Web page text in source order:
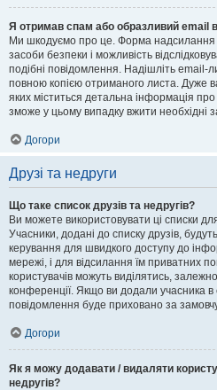
Я отримав спам або образливий email
Ми шкодуємо про це. Форма
засоби безпеки і можливість
подібні повідомлення. Надішліть email-
повною копією отриманого листа. Дуже
яких міститься детальна інформація
зможе у цьому випадку вжити необхідні
Догори
Друзі та недруги
Що таке список друзів та недругів?
Ви можете використовувати ці списки
Учасники, додані до списку друзів,
керування для швидкого доступу до
мережі, і для відсилання їм приватних
користувачів можуть виділятись,
конференції. Якщо ви додали учасника в
повідомлення буде приховано за
Догори
Як я можу додавати / видаляти
недругів?